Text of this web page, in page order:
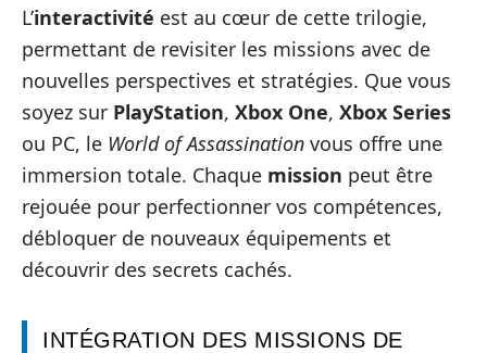
L’interactivité est au cœur de cette trilogie,
permettant de revisiter les missions avec de
nouvelles perspectives et stratégies. Que vous
soyez sur PlayStation, Xbox One, Xbox Series
ou PC, le World of Assassination vous offre une
immersion totale. Chaque mission peut être
rejouée pour perfectionner vos compétences,
débloquer de nouveaux équipements et
découvrir des secrets cachés.
INTÉGRATION DES MISSIONS DE